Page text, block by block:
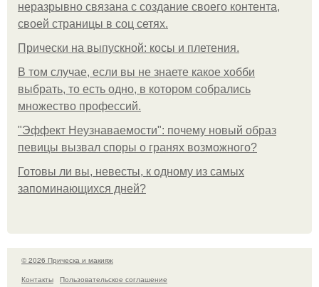
неразрывно связана с создание своего контента,
своей страницы в соц сетях.
Прически на выпускной: косы и плетения.
В том случае, если вы не знаете какое хобби
выбрать, то есть одно, в котором собрались
множество профессий.
"Эффект Неузнаваемости": почему новый образ
певицы вызвал споры о гранях возможного?
Готовы ли вы, невесты, к одному из самых
запоминающихся дней?
© 2026 Прическа и макияж
Контакты
Пользовательское соглашение